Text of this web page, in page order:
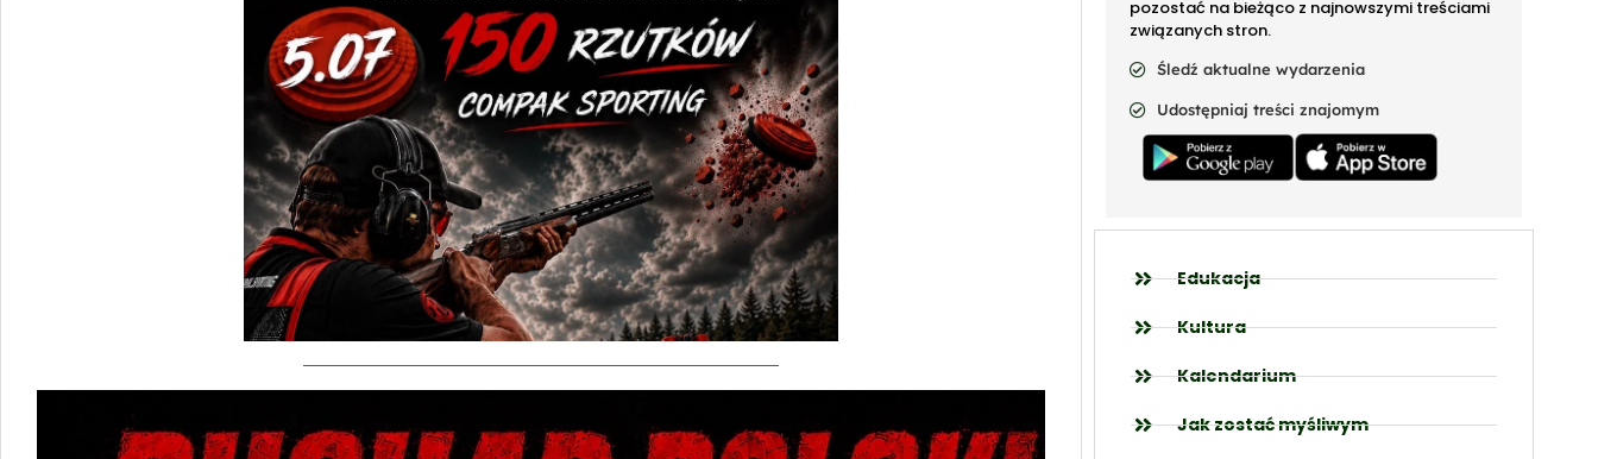
pozostać na bieżąco z najnowszymi treściami
związanych stron.
Śledź aktualne wydarzenia
Udostępniaj treści znajomym
Edukacja
Kultura
Kalendarium
Jak zostać myśliwym